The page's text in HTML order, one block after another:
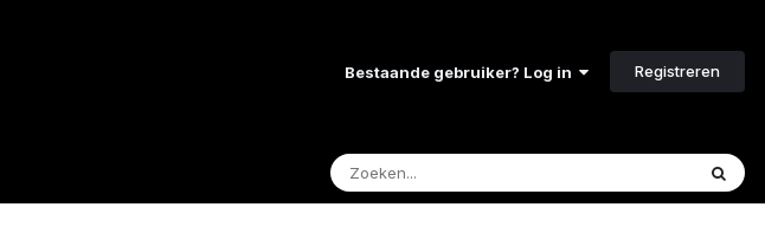
Bestaande gebruiker? Log in Registreren